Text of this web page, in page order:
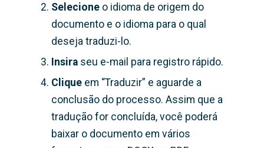
Selecione o idioma de origem do
documento e o idioma para o qual
deseja traduzi-lo.
Insira seu e-mail para registro rápido.
Clique em “Traduzir” e aguarde a
conclusão do processo. Assim que a
tradução for concluída, você poderá
baixar o documento em vários